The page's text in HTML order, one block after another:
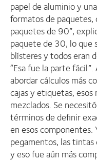
papel de aluminio y
formatos de
paquetes de 90”,
paquete de 30, lo que
blísteres y todos eran
“Esa fue la parte
abordar cálculos más
cajas y etiquetas,
mezclados. Se
términos de definir
en esos
pegamentos, las
y eso fue aún más